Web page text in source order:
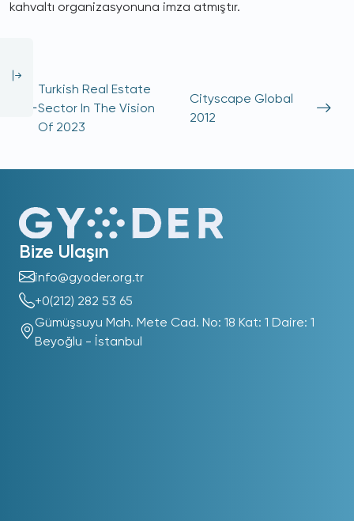
kahvaltı organizasyonuna imza atmıştır.
Turkish Real Estate
Sector In The Vision
Of 2023
Cityscape Global
2012
Bize Ulaşın
info@gyoder.org.tr
+0(212) 282 53 65
Gümüşsuyu Mah. Mete Cad. No: 18 Kat: 1 Daire: 1
Beyoğlu - İstanbul